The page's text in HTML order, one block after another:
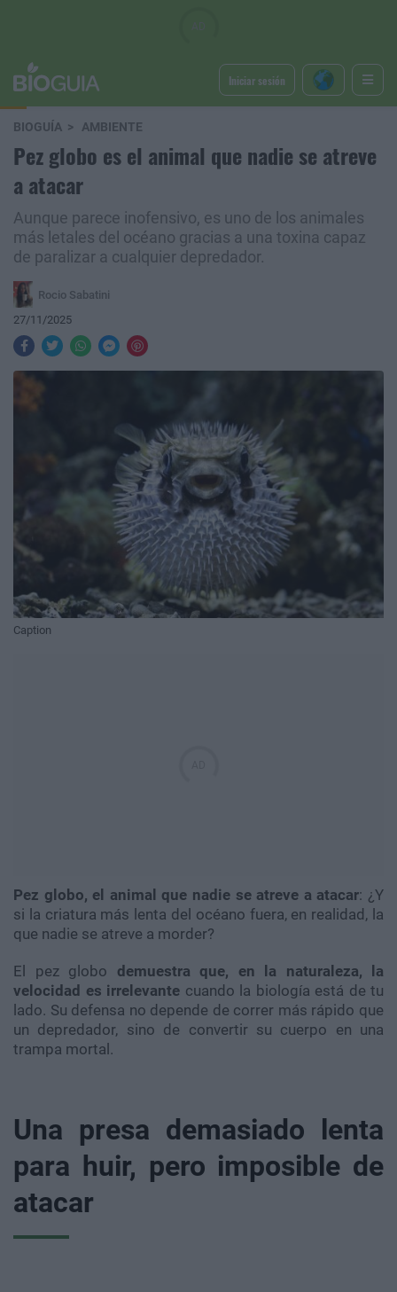
Iniciar sesión
BIOGUÍA AMBIENTE
Pez globo es el animal que nadie se atreve
a atacar
Aunque parece inofensivo, es uno de los animales
más letales del océano gracias a una toxina capaz
de paralizar a cualquier depredador.
Rocio Sabatini
27/11/2025
Caption
Pez globo, el animal que nadie se atreve a atacar: ¿Y
si la criatura más lenta del océano fuera, en realidad, la
que nadie se atreve a morder?
El pez globo demuestra que, en la naturaleza, la
velocidad es irrelevante cuando la biología está de tu
lado. Su defensa no depende de correr más rápido que
un depredador, sino de convertir su cuerpo en una
trampa mortal.
Una presa demasiado lenta
para huir, pero imposible de
atacar